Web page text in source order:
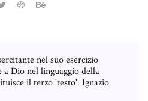
nel suo esercizio
Dio nel linguaggio della
il terzo 'testo'. Ignazio